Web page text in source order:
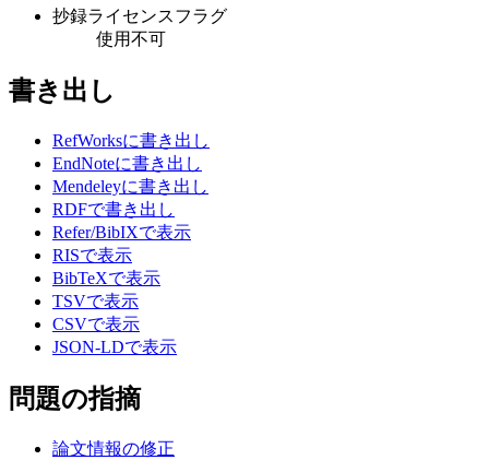
抄録ライセンスフラグ
使用不可
書き出し
RefWorksに書き出し
EndNoteに書き出し
Mendeleyに書き出し
RDFで書き出し
Refer/BibIXで表示
RISで表示
BibTeXで表示
TSVで表示
CSVで表示
JSON-LDで表示
問題の指摘
論文情報の修正